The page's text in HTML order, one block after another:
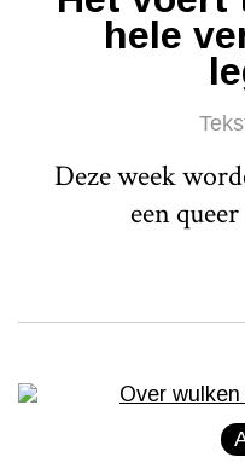
hele
Deze week
een queer